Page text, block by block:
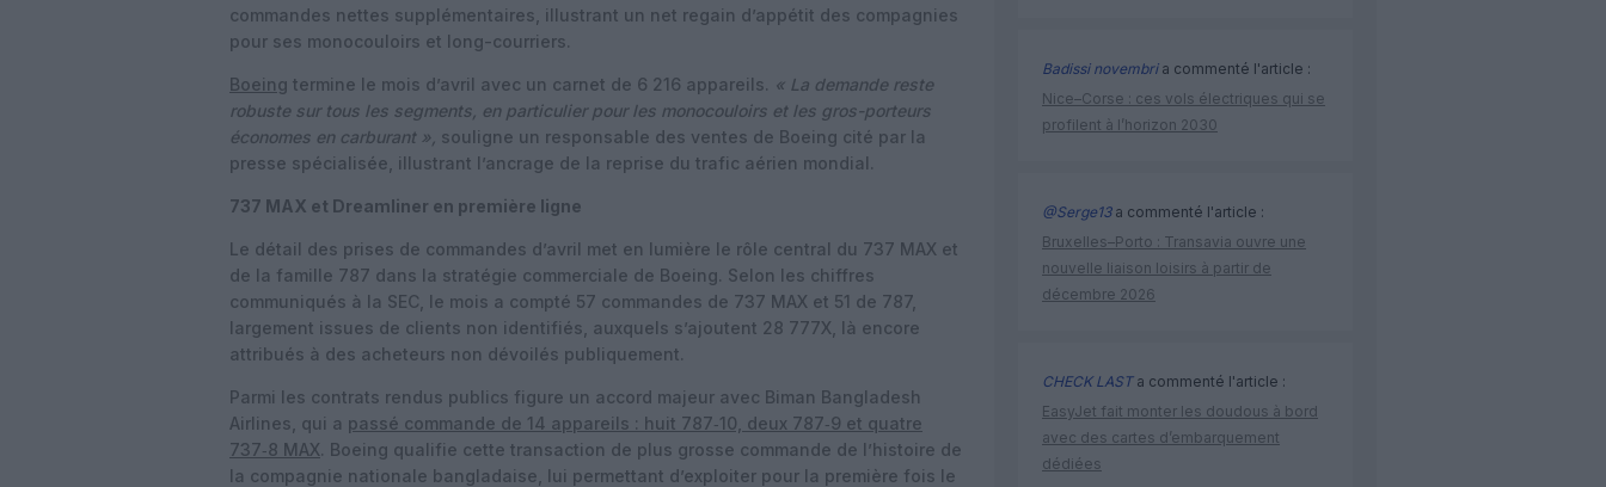
commandes nettes supplémentaires, illustrant un net regain d’appétit des compagnies
pour ses monocouloirs et long-courriers.
Boeing termine le mois d’avril avec un carnet de 6 216 appareils. « La demande reste
robuste sur tous les segments, en particulier pour les monocouloirs et les gros-porteurs
économes en carburant », souligne un responsable des ventes de Boeing cité par la
presse spécialisée, illustrant l’ancrage de la reprise du trafic aérien mondial.
737 MAX et Dreamliner en première ligne
Le détail des prises de commandes d’avril met en lumière le rôle central du 737 MAX et
de la famille 787 dans la stratégie commerciale de Boeing. Selon les chiffres
communiqués à la SEC, le mois a compté 57 commandes de 737 MAX et 51 de 787,
largement issues de clients non identifiés, auxquels s’ajoutent 28 777X, là encore
attribués à des acheteurs non dévoilés publiquement.
Parmi les contrats rendus publics figure un accord majeur avec Biman Bangladesh
Airlines, qui a passé commande de 14 appareils : huit 787‑10, deux 787‑9 et quatre
737‑8 MAX. Boeing qualifie cette transaction de plus grosse commande de l’histoire de
la compagnie nationale bangladaise, lui permettant d’exploiter pour la première fois le
Badissi novembria commenté l'article :
Nice–Corse : ces vols électriques qui se
profilent à l’horizon 2030
@Serge13a commenté l'article :
Bruxelles–Porto : Transavia ouvre une
nouvelle liaison loisirs à partir de
décembre 2026
CHECK LASTa commenté l'article :
EasyJet fait monter les doudous à bord
avec des cartes d’embarquement
dédiées